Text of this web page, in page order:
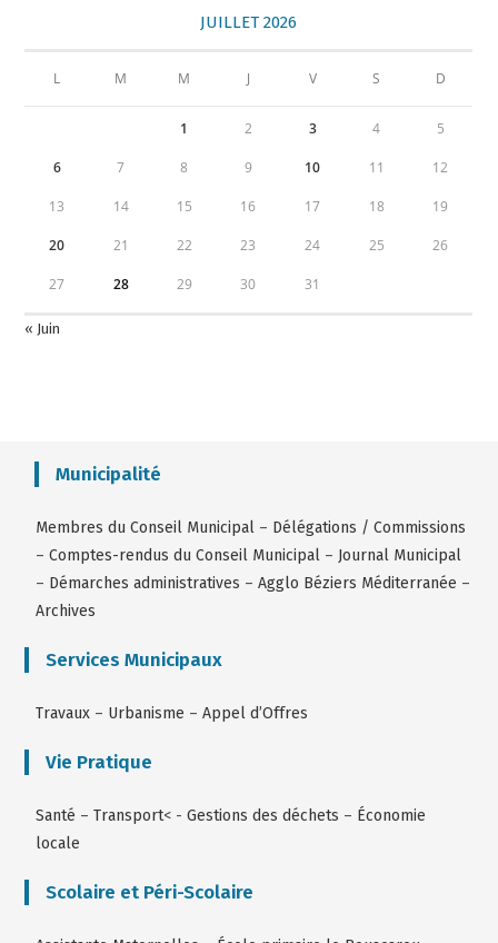
JUILLET 2026
L M M J V S D
1 2 3 4 5
6 7 8 9 10 11 12
13 14 15 16 17 18 19
20 21 22 23 24 25 26
27 28 29 30 31
« Juin
Municipalité
Membres du Conseil Municipal – Délégations / Commissions
–Comptes-rendus du Conseil Municipal – Journal Municipal
– Démarches administratives –Agglo Béziers Méditerranée –
Archives
Services Municipaux
Travaux – Urbanisme –Appel d’Offres
Vie Pratique
Santé –Transport< -Gestions des déchets – Économie
locale
Scolaire et Péri-Scolaire